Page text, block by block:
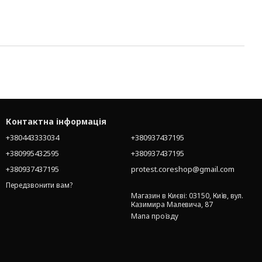
Контактна інформація
+380443333034
+380995432595
+380937437195
Передзвонити вам?
+380937437195
+380937437195
protest.coreshop@gmail.com
Магазин в Києві: 03150, Київ, вул.
Казимира Малевича, 87
Мапа проїзду